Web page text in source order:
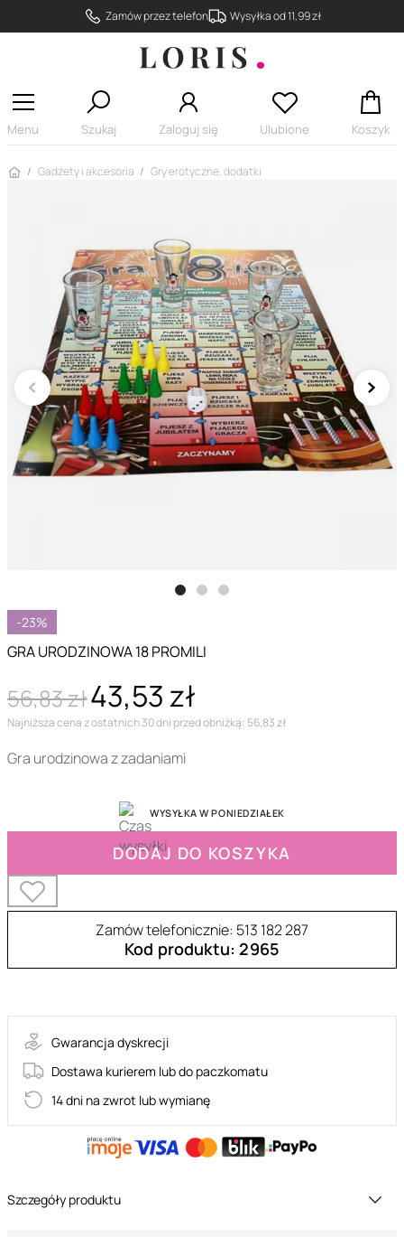
Zamów przez telefon Wysyłka od 11,99 zł
Menu Szukaj Zaloguj się Ulubione Koszyk
Strona główna
Gadżety i akcesoria Gry erotyczne, dodatki
-23%
GRA URODZINOWA 18 PROMILI
56,83 zł43,53 zł
Najniższa cena z ostatnich 30 dni przed obniżką: 56,83 zł
Gra urodzinowa z zadaniami
WYSYŁKA W PONIEDZIAŁEK
DODAJ DO KOSZYKA
Zamów telefonicznie: 513 182 287
Kod produktu: 2965
Gwarancja dyskrecji
Dostawa kurierem lub do paczkomatu
14 dni na zwrot lub wymianę
Szczegóły produktu